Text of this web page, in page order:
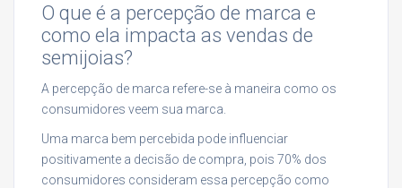
O que é a percepção de marca e
como ela impacta as vendas de
semijoias?
A percepção de marca refere-se à maneira como os
consumidores veem sua marca.
Uma marca bem percebida pode influenciar
positivamente a decisão de compra, pois 70% dos
consumidores consideram essa percepção como